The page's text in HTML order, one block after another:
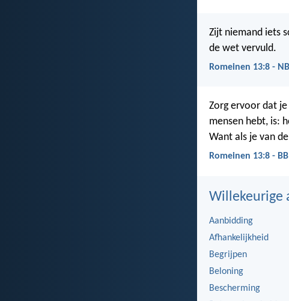
Zijt niemand iets
de wet vervuld.
Romeinen 13:8 -
Zorg ervoor dat
mensen hebt, is:
Want als je van
Romeinen 13:8 - BB
Willekeurige
Aanbidding
Afhankelijkheid
Begrijpen
Beloning
Bescherming